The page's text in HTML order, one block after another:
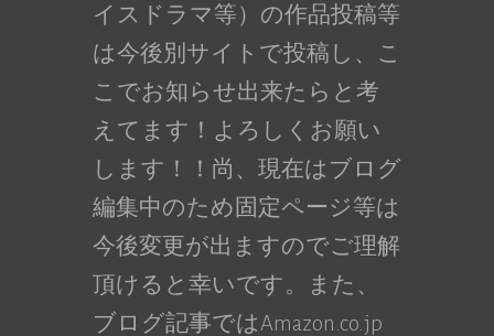
イスドラマ等）の作品投稿等
は今後別サイトで投稿し、こ
こでお知らせ出来たらと考
えてます！よろしくお願い
します！！尚、現在はブログ
編集中のため固定ページ等は
今後変更が出ますのでご理解
頂けると幸いです。また、
ブログ記事ではAmazon.co.jp